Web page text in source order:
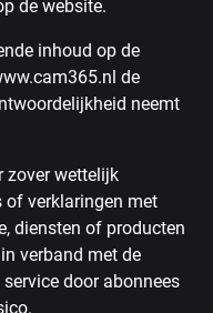
de website.
inhoud op de
de
neemt
zover wettelijk
of verklaringen met
diensten of producten
verband met de
door abonnees